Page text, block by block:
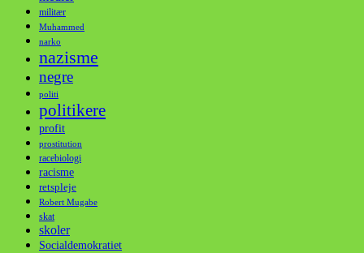
militær
Muhammed
narko
nazisme
negre
politi
politikere
profit
prostitution
racebiologi
racisme
retspleje
Robert Mugabe
skat
skoler
Socialdemokratiet